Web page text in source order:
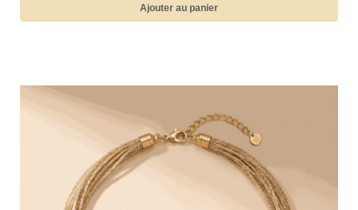
Ajouter au panier